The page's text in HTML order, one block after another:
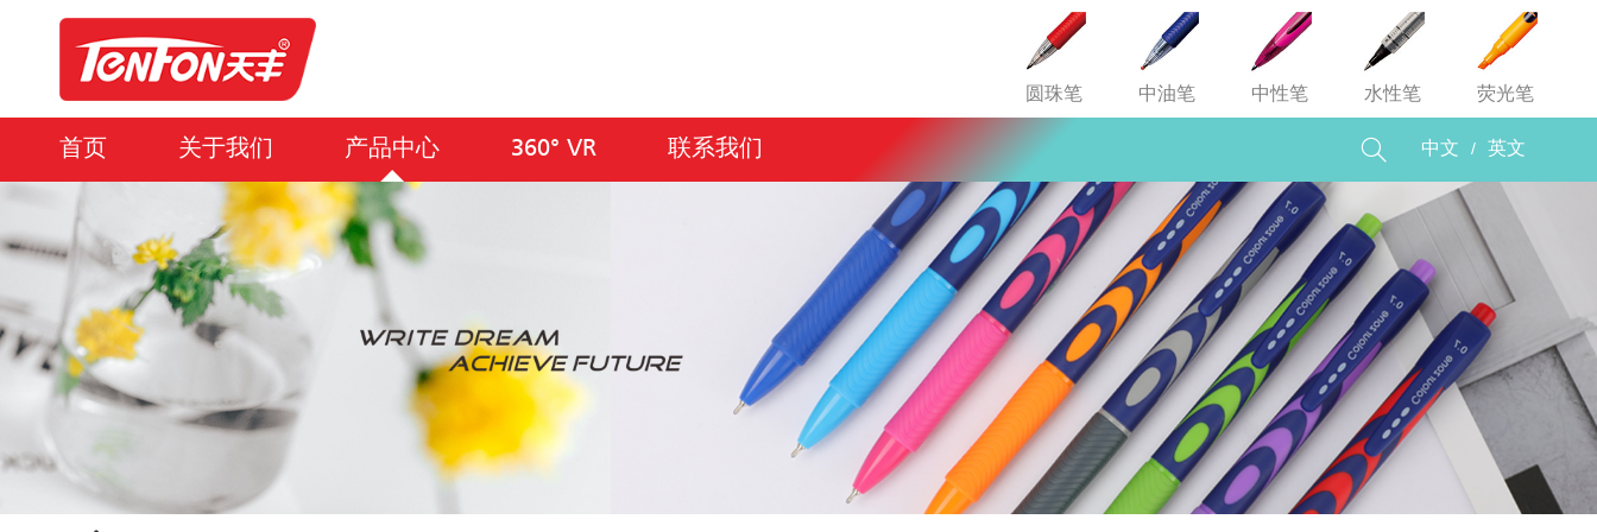
圆珠笔 中油笔 中性笔 水性笔 荧光笔
首页 关于我们 产品中心 360° VR 联系我们 中文 / 英文
